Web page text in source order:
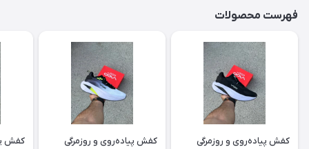
فهرست محصولات
کفش پیاده‌روی و روزمرگی
کفش پیاده‌روی و روزمرگی
کفش